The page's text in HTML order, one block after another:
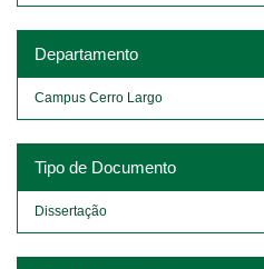
Departamento
Campus Cerro Largo
Tipo de Documento
Dissertação